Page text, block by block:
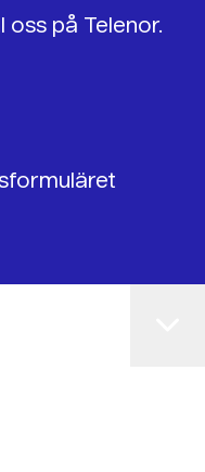
oss på Telenor.